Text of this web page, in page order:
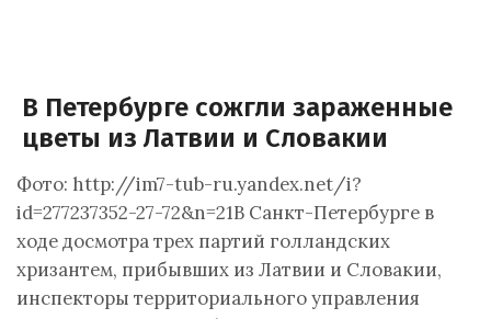
В Петербурге сожгли зараженные
цветы из Латвии и Словакии
Фото: http://im7-tub-ru.yandex.net/i?
id=277237352-27-72&n=21В Санкт-Петербурге в
ходе досмотра трех партий голландских
хризантем, прибывших из Латвии и Словакии,
инспекторы территориального управления